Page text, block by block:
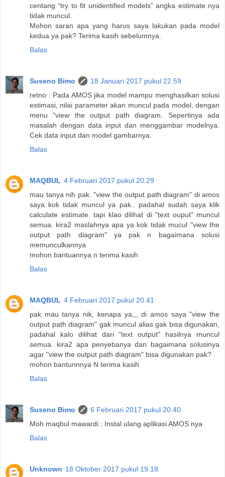
centang “try to fit unidentified models” angka estimate nya
tidak muncul.
Mohon saran apa yang harus saya lakukan pada model
kedua ya pak? Terima kasih sebelumnya.
Balas
Suseno Bimo
18 Januari 2017 pukul 22.59
retno : Pada AMOS jika model mampu menghasilkan solusi
estimasi, nilai parameter akan muncul pada model, dengan
menu "view the output path diagram. Sepertinya ada
masalah dengan data input dan menggambar modelnya.
Cek data input dan model gambarnya.
Balas
MAQBUL 4 Februari 2017 pukul 20.29
mau tanya nih pak. "view the output path diagram" di amos
saya kok tidak muncul ya pak.. padahal sudah saya klik
calculate estimate. tapi klao dilihat di "text ouput" muncul
semua. kira2 maslahnya apa ya kok tidak mucul "view the
output path diagram" ya pak n bagaimana solusi
memunculkannya
mohon bantuannya n terima kasih
Balas
MAQBUL 4 Februari 2017 pukul 20.41
pak mau tanya nik, kenapa ya,,, di amos saya "view the
output path diagram" gak muncul alias gak bisa digunakan,
padahal kalo dilihat dari "text output" hasilnya muncul
semua. kira2 apa penyebanya dan bagaimana solusinya
agar "view the output path diagram" bisa digunakan pak?
mohon bantunnnya N terima kasih
Balas
Suseno Bimo
6 Februari 2017 pukul 20.40
Moh maqbul mawardi : Instal ulang aplikasi AMOS nya
Balas
Unknown 18 Oktober 2017 pukul 19.18